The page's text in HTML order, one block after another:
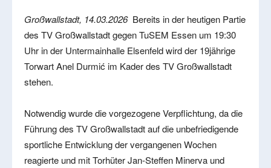
Großwallstadt, 14.03.2026 Bereits in der heutigen Partie
des TV Großwallstadt gegen TuSEM Essen um 19:30
Uhr in der Untermainhalle Elsenfeld wird der 19jährige
Torwart Anel Durmić im Kader des TV Großwallstadt
stehen.
Notwendig wurde die vorgezogene Verpflichtung, da die
Führung des TV Großwallstadt auf die unbefriedigende
sportliche Entwicklung der vergangenen Wochen
reagierte und mit Torhüter Jan-Steffen Minerva und